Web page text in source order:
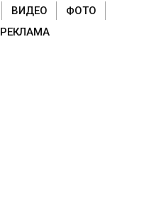
ВИДЕО
ФОТО
РЕКЛАМА